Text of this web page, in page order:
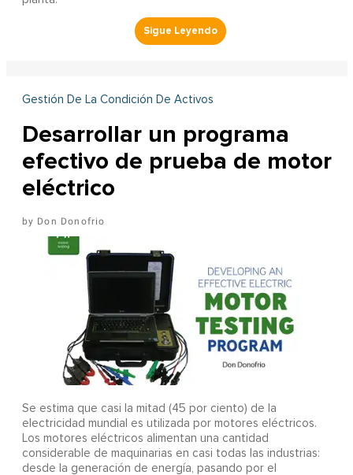
Gestión De La Condición De Activos
Desarrollar un programa
efectivo de prueba de motor
eléctrico
Don Donofrio
Se estima que casi la mitad (45 por ciento) de la
electricidad mundial es utilizada por motores eléctricos.
Los motores eléctricos alimentan una cantidad
considerable de maquinarias en casi todas las industrias:
desde la generación de energía, pasando por el